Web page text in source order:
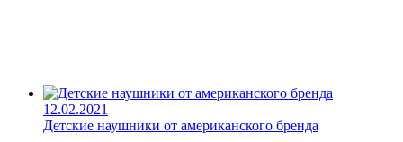
12.02.2021
Детские наушники от американского бренда